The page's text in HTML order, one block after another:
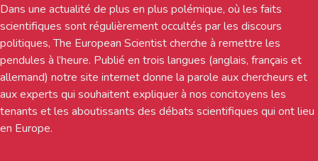
Dans une actualité de plus en plus polémique, où les faits
scientifiques sont régulièrement occultés par les discours
politiques, The European Scientist cherche à remettre les
pendules à l’heure. Publié en trois langues (anglais, français et
allemand) notre site internet donne la parole aux chercheurs et
aux experts qui souhaitent expliquer à nos concitoyens les
tenants et les aboutissants des débats scientifiques qui ont lieu
en Europe.